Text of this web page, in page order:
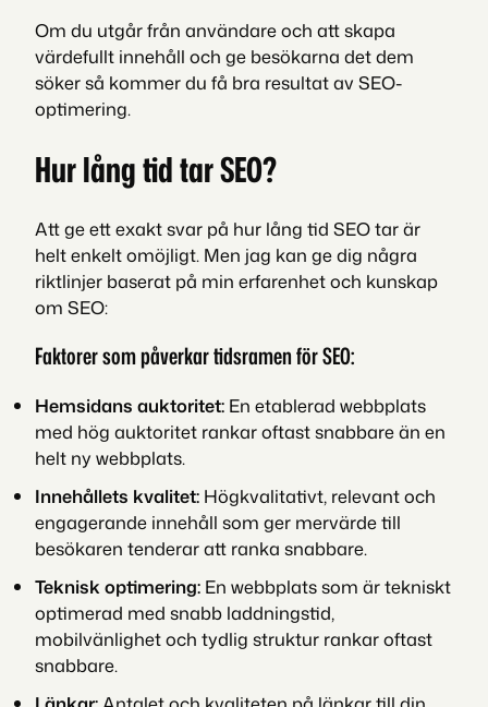
Om du utgår från användare och att skapa
värdefullt innehåll och ge besökarna det dem
söker så kommer du få bra resultat av SEO-
optimering.
Hur lång tid tar SEO?
Att ge ett exakt svar på hur lång tid SEO tar är
helt enkelt omöjligt. Men jag kan ge dig några
riktlinjer baserat på min erfarenhet och kunskap
om SEO:
Faktorer som påverkar tidsramen för SEO:
Hemsidans auktoritet: En etablerad webbplats
med hög auktoritet rankar oftast snabbare än en
helt ny webbplats.
Innehållets kvalitet: Högkvalitativt, relevant och
engagerande innehåll som ger mervärde till
besökaren tenderar att ranka snabbare.
Teknisk optimering: En webbplats som är tekniskt
optimerad med snabb laddningstid,
mobilvänlighet och tydlig struktur rankar oftast
snabbare.